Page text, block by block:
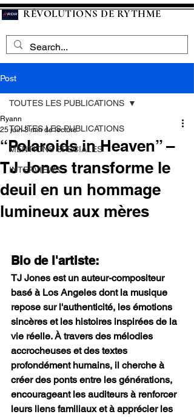
RÉVOLUTIONS DE RYTHME
Post
TOUTES LES PUBLICATIONS
MENTIONS SPECIALES
INTERVIEWS
TOUTES LES PUBLICATIONS
“Polaroids in Heaven” –
TJ Jones transforme le
deuil en un hommage
lumineux aux mères
Ryann
25 juin 3 min de lecture
Bio de l'artiste:
TJ Jones est un auteur-compositeur
basé à Los Angeles dont la musique
repose sur l'authenticité, les émotions
sincères et les histoires inspirées de la
vie réelle. À travers des mélodies
accrocheuses et des textes
profondément humains, il cherche à
créer des ponts entre les générations,
encourageant les auditeurs à renforcer
leurs liens familiaux et à apprécier les